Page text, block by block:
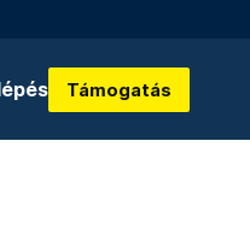
Támogatás